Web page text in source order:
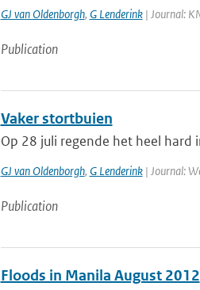
GJ van Oldenborgh, G Lenderink| Journal:
Publication
Vaker stortbuien
Op 28 juli regende het heel hard
GJ van Oldenborgh, G Lenderink| Journal:
Publication
Floods in Manila August 2012